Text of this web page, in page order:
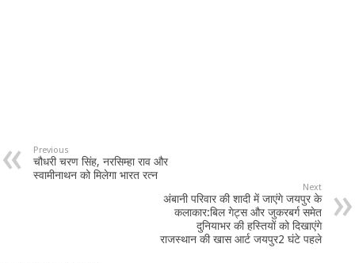
Previous
चौधरी चरण सिंह, नरसिम्हा राव और
स्वामीनाथन को मिलेगा भारत रत्न
Next
अंबानी परिवार की शादी में जाएंगे जयपुर के
कलाकार:बिल गेट्स और जुकरबर्ग समेत
दुनियाभर की हस्तियों को दिखाएंगे
राजस्थान की खास आर्ट जयपुर2 घंटे पहले